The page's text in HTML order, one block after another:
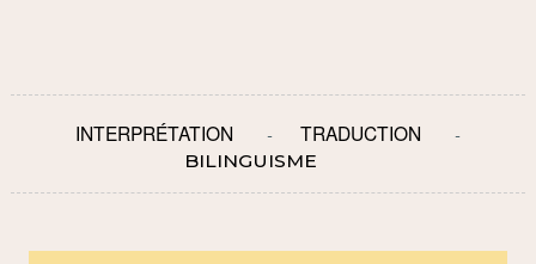
INTERPRÉTATION TRADUCTION
BILINGUISME